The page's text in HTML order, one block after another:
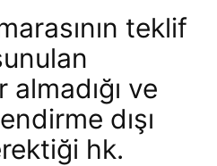
teklif
ve
dışı
hk.